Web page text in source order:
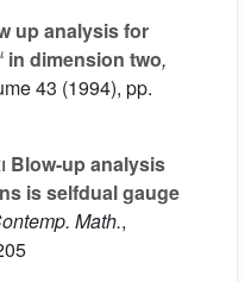
up analysis for
in dimension two,
43 (1994), pp.
Blow-up analysis
is selfdual gauge
Math.,